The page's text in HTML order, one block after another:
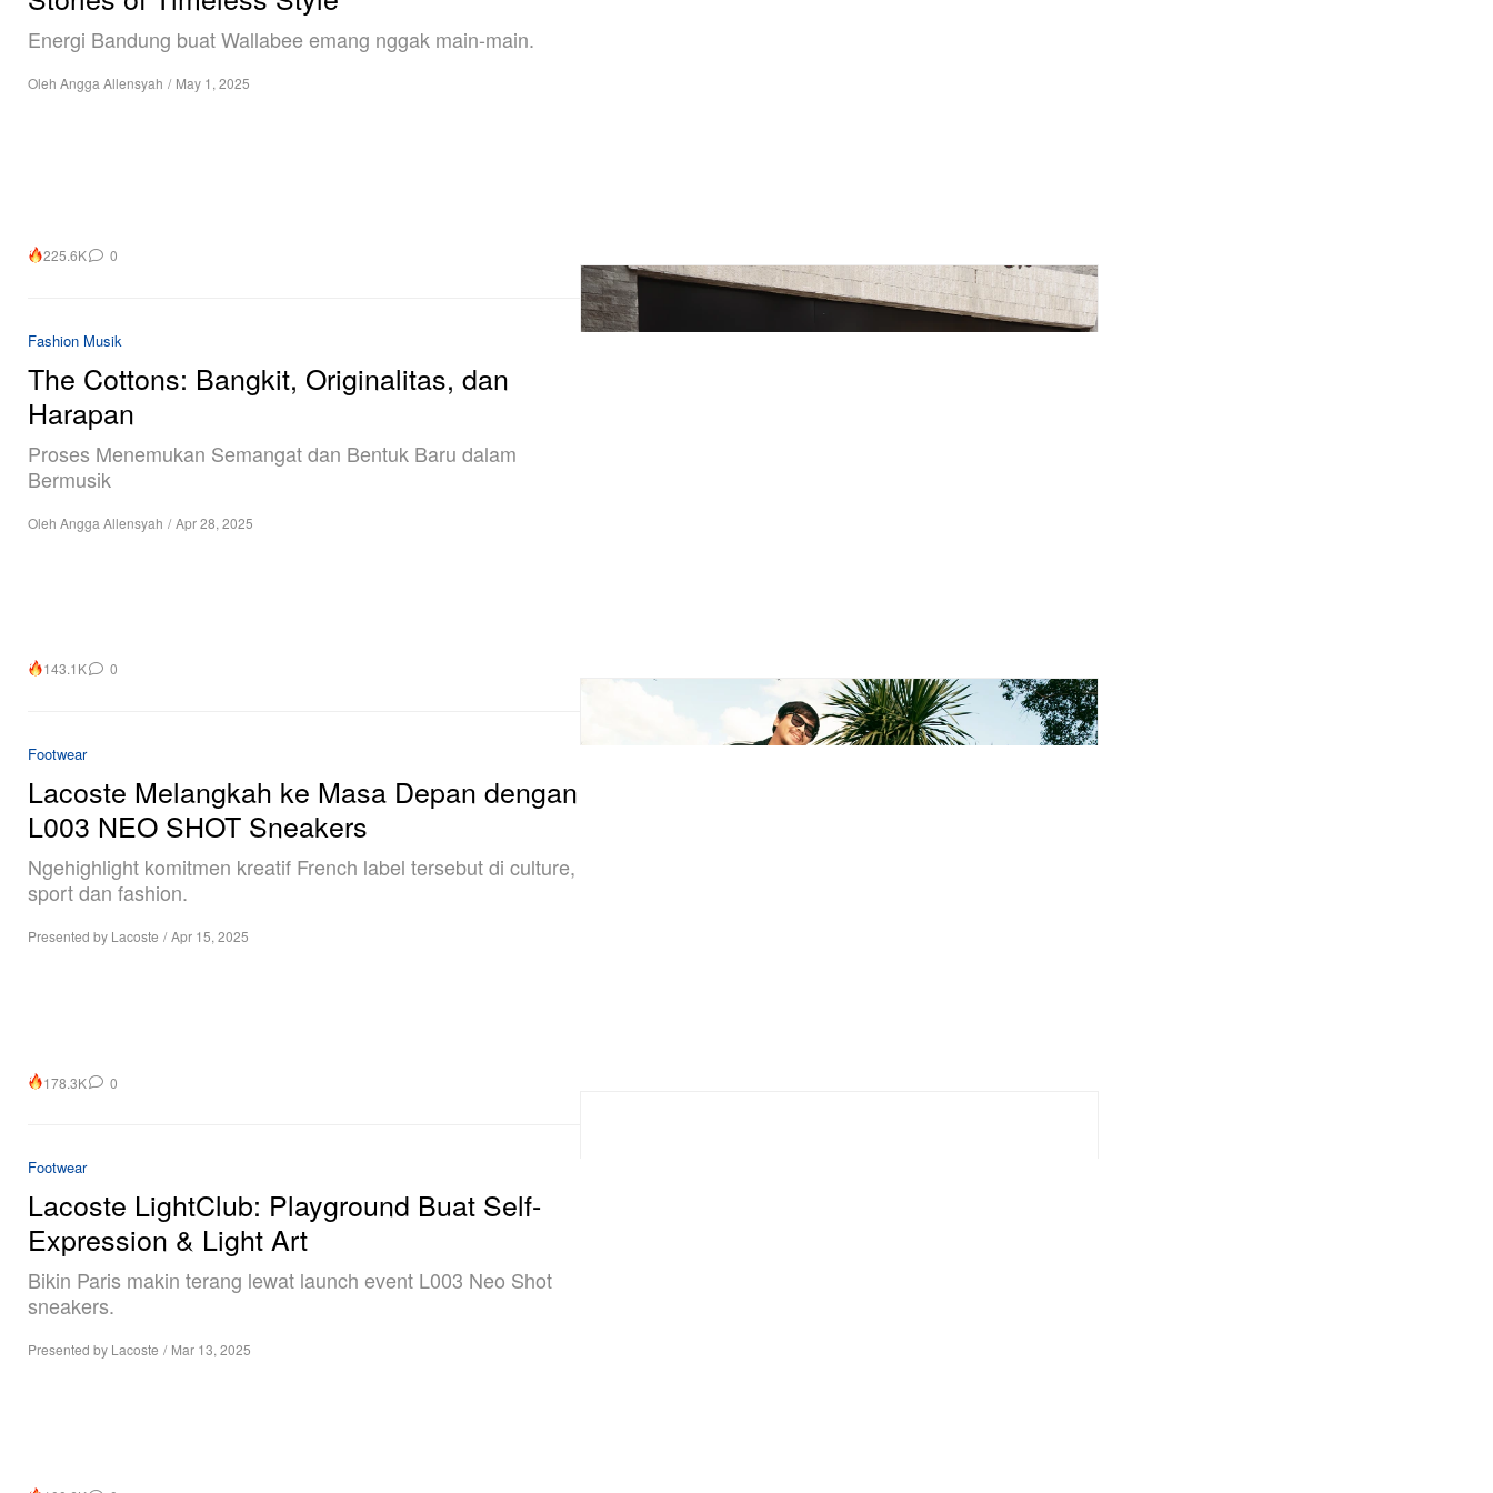
Energi Bandung buat Wallabee emang nggak main-main.
Oleh Angga Allensyah / May 1, 2025
225.6K 0
Fashion Musik
The Cottons: Bangkit, Originalitas, dan
Harapan
Proses Menemukan Semangat dan Bentuk Baru dalam
Bermusik
Oleh Angga Allensyah / Apr 28, 2025
143.1K 0
Footwear
Lacoste Melangkah ke Masa Depan dengan
L003 NEO SHOT Sneakers
Ngehighlight komitmen kreatif French label tersebut di culture,
sport dan fashion.
Presented by Lacoste / Apr 15, 2025
178.3K 0
Footwear
Lacoste LightClub: Playground Buat Self-
Expression & Light Art
Bikin Paris makin terang lewat launch event L003 Neo Shot
sneakers.
Presented by Lacoste / Mar 13, 2025